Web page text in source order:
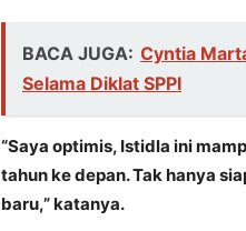
BACA JUGA: Cyntia
Selama Diklat SPPI
“Saya optimis, Istidla ini
tahun ke depan. Tak hanya
baru,” katanya.